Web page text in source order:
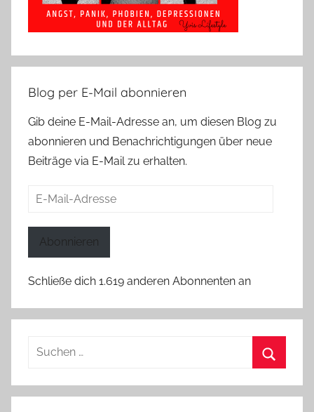
Blog per E-Mail abonnieren
Gib deine E-Mail-Adresse an, um diesen Blog zu
abonnieren und Benachrichtigungen über neue
Beiträge via E-Mail zu erhalten.
E-
Abonnieren
Schließe dich 1.619 anderen Abonnenten an
Suchen